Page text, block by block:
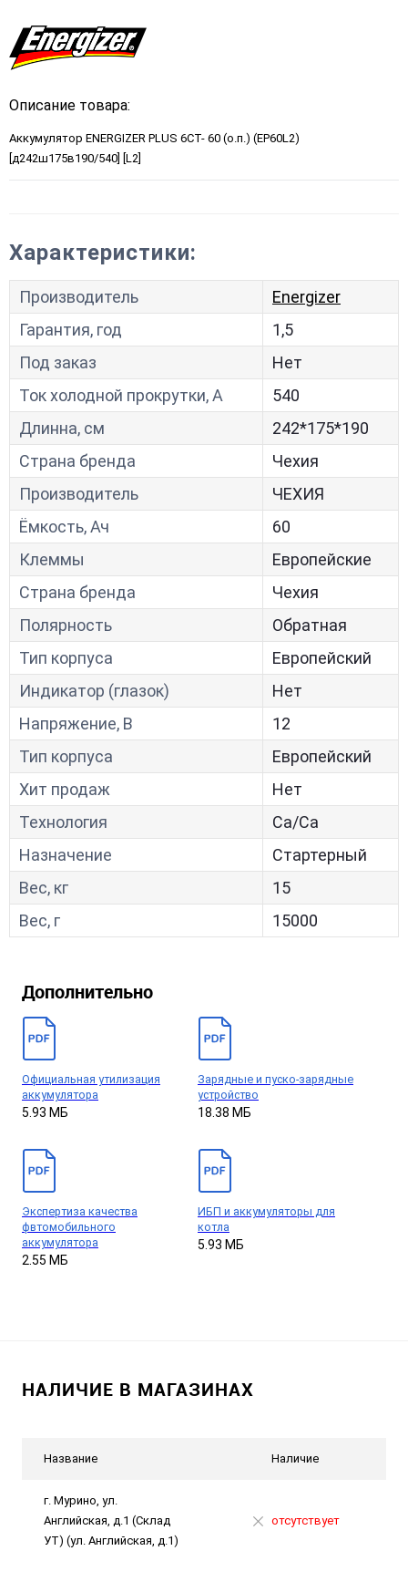
Описание товара:
Аккумулятор ENERGIZER PLUS 6CT- 60 (о.п.) (EP60L2)
[д242ш175в190/540] [L2]
Характеристики:
Производитель
Energizer
Гарантия, год
1,5
Под заказ
Нет
Ток холодной прокрутки, A
540
Длинна, см
242*175*190
Страна бренда
Чехия
Производитель
ЧЕХИЯ
Ёмкость, Ач
60
Клеммы
Европейские
Страна бренда
Чехия
Полярность
Обратная
Тип корпуса
Европейский
Индикатор (глазок)
Нет
Напряжение, В
12
Тип корпуса
Европейский
Хит продаж
Нет
Технология
Са/Са
Назначение
Стартерный
Вес, кг
15
Вес, г
15000
Дополнительно
Официальная утилизация
аккумулятора
5.93 МБ
Зарядные и пуско-зарядные
устройство
18.38 МБ
Экспертиза качества
фвтомобильного
аккумулятора
2.55 МБ
ИБП и аккумуляторы для
котла
5.93 МБ
НАЛИЧИЕ В МАГАЗИНАХ
Название Наличие
г. Мурино, ул.
Английская, д.1 (Склад
УТ) (ул. Английская, д.1)
отсутствует